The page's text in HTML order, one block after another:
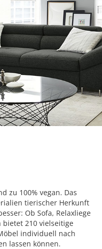
zu 100% vegan. Das
tierischer Herkunft
Ob Sofa, Relaxliege
210 vielseitige
individuell nach
lassen können.